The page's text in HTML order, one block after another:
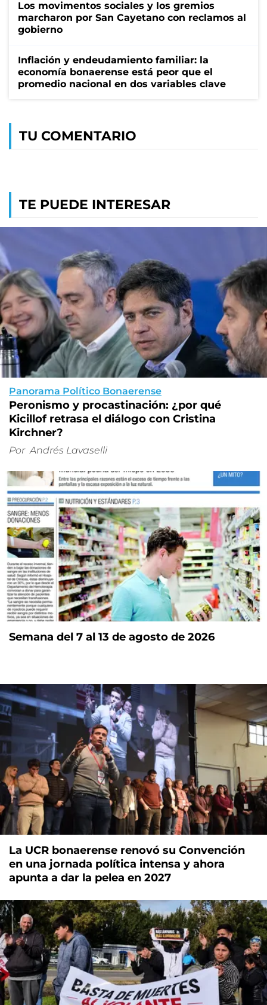
Los movimentos sociales y los gremios
marcharon por San Cayetano con reclamos al
gobierno
Inflación y endeudamiento familiar: la
economía bonaerense está peor que el
promedio nacional en dos variables clave
TU COMENTARIO
TE PUEDE INTERESAR
Panorama Político Bonaerense
Peronismo y procastinación: ¿por qué
Kicillof retrasa el diálogo con Cristina
Kirchner?
Por Andrés Lavaselli
Semana del 7 al 13 de agosto de 2026
La UCR bonaerense renovó su Convención
en una jornada política intensa y ahora
apunta a dar la pelea en 2027